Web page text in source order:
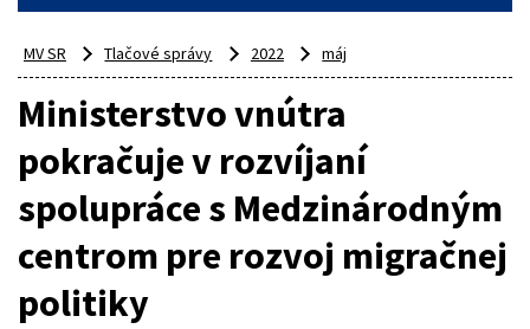
MV SR Tlačové správy 2022 máj
Ministerstvo vnútra
pokračuje v rozvíjaní
spolupráce s Medzinárodným
centrom pre rozvoj migračnej
politiky